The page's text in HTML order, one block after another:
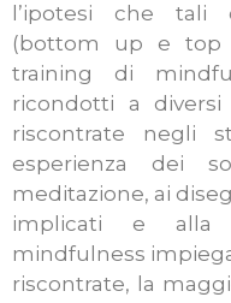
l’ipotesi che tali
(bottom up e top
training di
ricondotti a
riscontrate negli
esperienza dei
meditazione, ai
implicati e alla
mindfulness
riscontrate, la